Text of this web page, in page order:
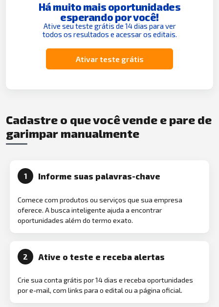
Há muito mais oportunidades
esperando por você!
Ative seu teste grátis de 14 dias para ver
todos os resultados e acessar os editais.
Ativar teste grátis
Cadastre o que você vende e pare de
garimpar manualmente
1 Informe suas palavras-chave
Comece com produtos ou serviços que sua empresa
oferece. A busca inteligente ajuda a encontrar
oportunidades além do termo exato.
2 Ative o teste e receba alertas
Crie sua conta grátis por 14 dias e receba oportunidades
por e-mail, com links para o edital ou a página oficial.